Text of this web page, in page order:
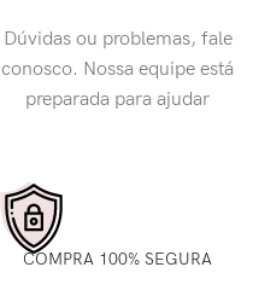
Dúvidas ou problemas, fale
conosco. Nossa equipe está
preparada para ajudar
COMPRA 100% SEGURA